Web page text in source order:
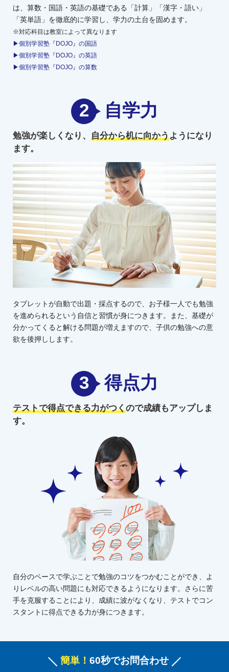
は、算数・国語・英語の基礎である「計算」「漢字・語い」
「英単語」を徹底的に学習し、学力の土台を固めます。
※対応科目は教室によって異なります
▶個別学習塾『DOJO』の国語
▶個別学習塾『DOJO』の英語
▶個別学習塾『DOJO』の算数
2 自学力
勉強が楽しくなり、 自分から机に向かうようになり
ます。
タブレットが自動で出題・採点するので、お子様一人でも勉強
を進められるという自信と習慣が身につきます。また、基礎が
分かってくると解ける問題が増えますので、子供の勉強への意
欲を後押しします。
3 得点力
テストで得点できる力がつくので成績もアップしま
す。
自分のペースで学ぶことで勉強のコツをつかむことができ、よ
りレベルの高い問題にも対応できるようになります。さらに苦
手を克服することにより、成績に波がなくなり、テストでコン
スタントに得点できる力が身につきます。
簡単！ 60秒でお問合わせ